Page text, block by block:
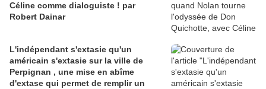
Céline comme dialoguiste ! par
Robert Dainar
L'indépendant s'extasie qu'un
américain s'extasie sur la ville de
Perpignan , une mise en abîme
d'extase qui permet de remplir un